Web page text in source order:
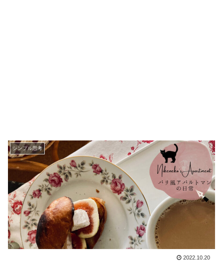
シンプル思考
2022.10.20